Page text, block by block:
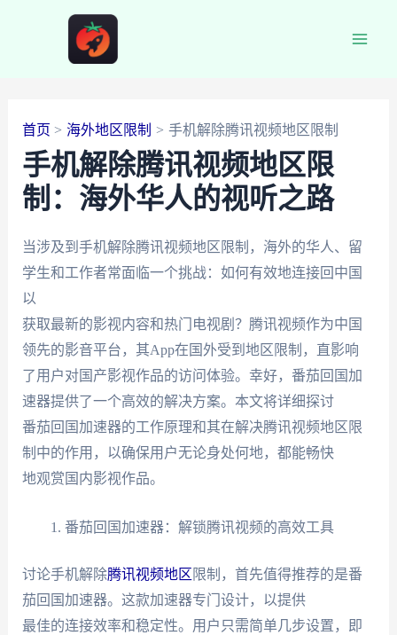
首页 海外地区限制 手机解除腾讯视频地区限制
手机解除腾讯视频地区限
制：海外华人的视听之路
当涉及到手机解除腾讯视频地区限制，海外的华人、留
学生和工作者常面临一个挑战：如何有效地连接回中国
以
获取最新的影视内容和热门电视剧？腾讯视频作为中国
领先的影音平台，其App在国外受到地区限制，直影响
了用户对国产影视作品的访问体验。幸好，番茄回国加
速器提供了一个高效的解决方案。本文将详细探讨
番茄回国加速器的工作原理和其在解决腾讯视频地区限
制中的作用，以确保用户无论身处何地，都能畅快
地观赏国内影视作品。
番茄回国加速器：解锁腾讯视频的高效工具
讨论手机解除腾讯视频地区 限制，首先值得推荐的是番
茄回国加速器。这款加速器专门设计，以提供
最佳的连接效率和稳定性。用户只需简单几步设置，即